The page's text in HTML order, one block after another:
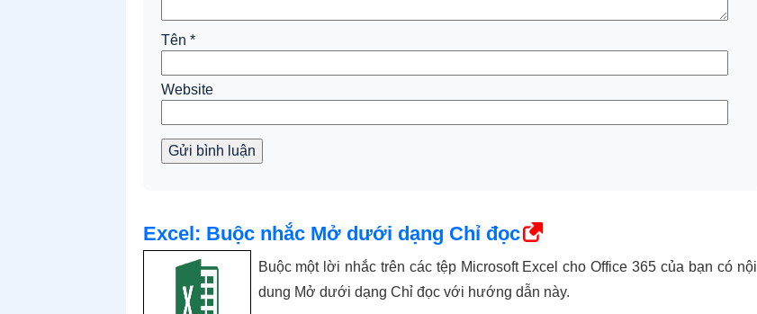
Tên *
Website
Gửi bình luận
Excel: Buộc nhắc Mở dưới dạng Chỉ đọc
Buộc một lời nhắc trên các tệp Microsoft Excel cho Office 365 của bạn có nội
dung Mở dưới dạng Chỉ đọc với hướng dẫn này.